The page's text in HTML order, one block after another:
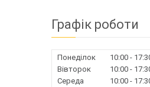
Графік роботи
Понеділок 10:00
Вівторок
10:00
Середа
10:00